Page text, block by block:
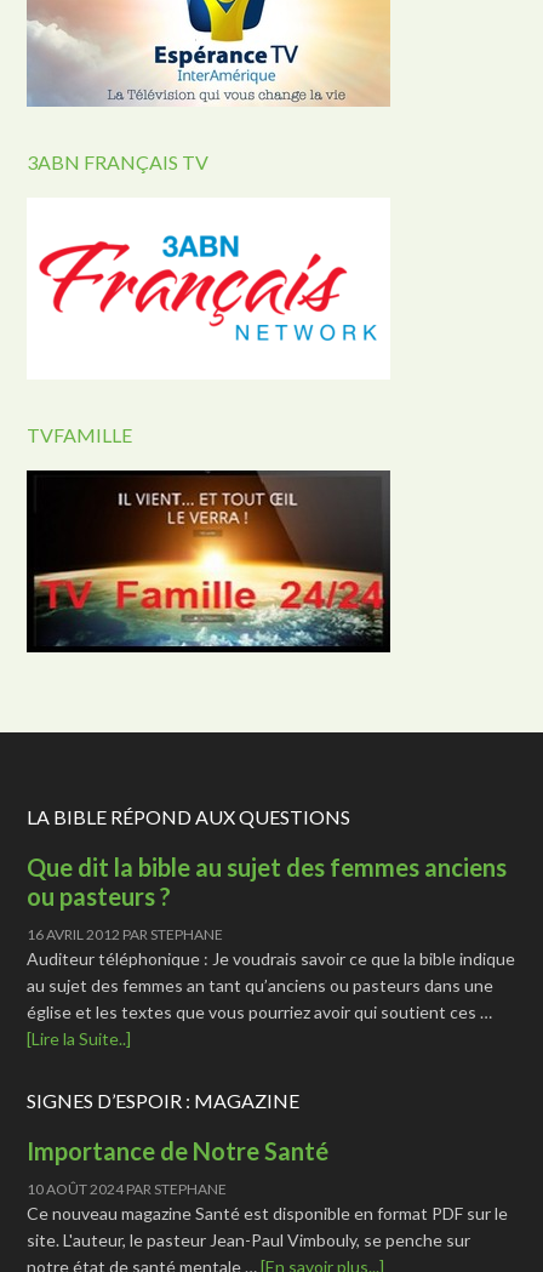
3ABN FRANÇAIS TV
TVFAMILLE
LA BIBLE RÉPOND AUX QUESTIONS
Que dit la bible au sujet des femmes anciens
ou pasteurs ?
16 AVRIL 2012 PAR STEPHANE
Auditeur téléphonique : Je voudrais savoir ce que la bible indique
au sujet des femmes an tant qu’anciens ou pasteurs dans une
église et les textes que vous pourriez avoir qui soutient ces …
[Lire la Suite..]
SIGNES D’ESPOIR : MAGAZINE
Importance de Notre Santé
10 AOÛT 2024PAR STEPHANE
Ce nouveau magazine Santé est disponible en format PDF sur le
site. L'auteur, le pasteur Jean-Paul Vimbouly, se penche sur
notre état de santé mentale …[En savoir plus...]